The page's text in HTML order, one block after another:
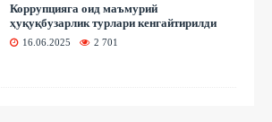
Коррупцияга оид маъмурий
ҳуқуқбузарлик турлари кенгайтирилди
16.06.2025 2 701